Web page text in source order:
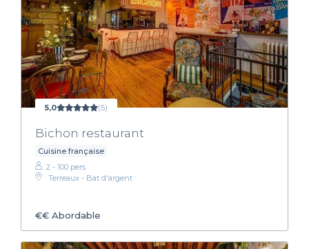
5,0 (5)
Bichon restaurant
Cuisine française
2 - 100 pers.
Terreaux - Bat d'argent
€€ Abordable